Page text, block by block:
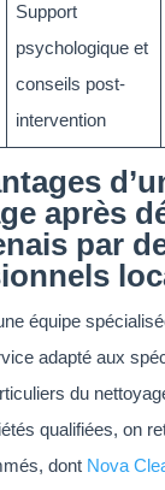
Support
psychologique et
conseils post-
intervention
après
par
équipe
adapté aux
du
qualifiées, on
dont Nova